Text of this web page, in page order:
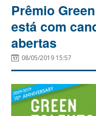
Prêmio
está com
abertas
08/05/2019 15:57